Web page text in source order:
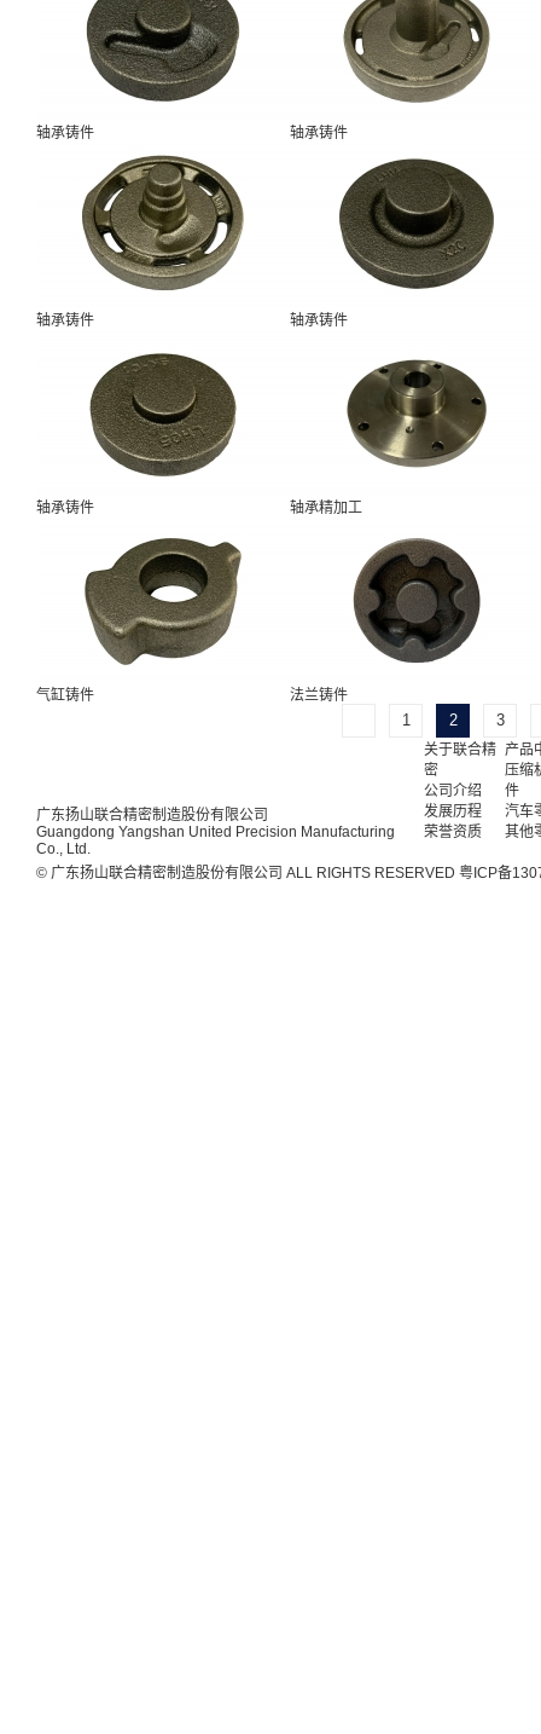
轴承铸件 轴承铸件
轴承铸件 轴承铸件
轴承铸件 轴承精加工
气缸铸件 法兰铸件
1 2 3
广东扬山联合精密制造股份有限公司
Guangdong Yangshan United Precision Manufacturing
Co., Ltd.
关于联合精
密
公司介绍
发展历程
荣誉资质
产品
压缩
件
汽车
其他
© 广东扬山联合精密制造股份有限公司 ALL RIGHTS RESERVED 粤ICP备